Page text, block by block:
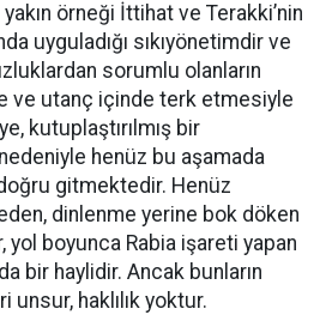
örneği İttihat ve Terakki’nin
uyguladığı sıkıyönetimdir ve
sorumlu olanların
ve utanç içinde terk etmesiyle
kutuplaştırılmış bir
henüz bu aşamada
gitmektedir. Henüz
dinlenme yerine bok döken
yol boyunca Rabia işareti yapan
bir haylidir. Ancak bunların
haklılık yoktur.